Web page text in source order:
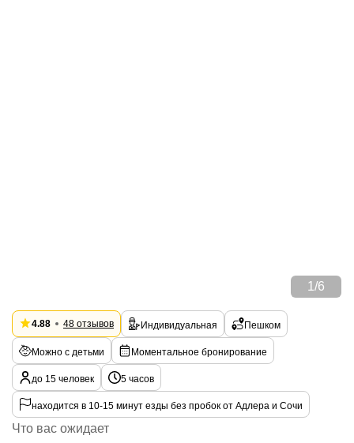
1 /6
4.88 48 отзывов Индивидуальная Пешком
Можно с детьми Моментальное бронирование
до 15 человек 5 часов
находится в 10-15 минут езды без пробок от Адлера и Сочи
Что вас ожидает